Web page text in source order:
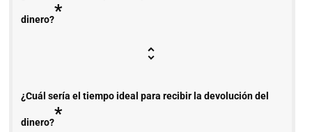
dinero?*
¿Cuál sería el tiempo ideal para recibir la devolución del
dinero?*